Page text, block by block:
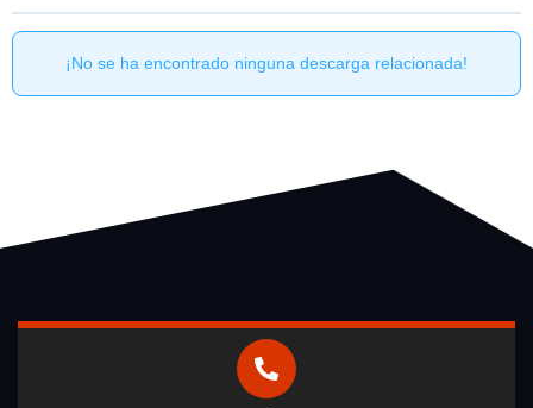
¡No se ha encontrado ninguna descarga relacionada!